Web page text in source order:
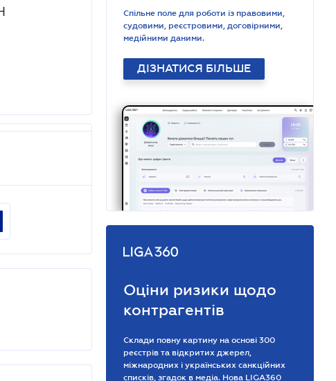
Спільне поле для роботи із правовими,
судовими, реєстровими, договірними,
медійними даними.
ДІЗНАТИСЯ БІЛЬШЕ
Оціни ризики щодо
контрагентів
Склади повну картину на основі 300
реєстрів та відкритих джерел,
міжнародних і українських санкційних
списків, згадок в медіа. Нова LIGA360